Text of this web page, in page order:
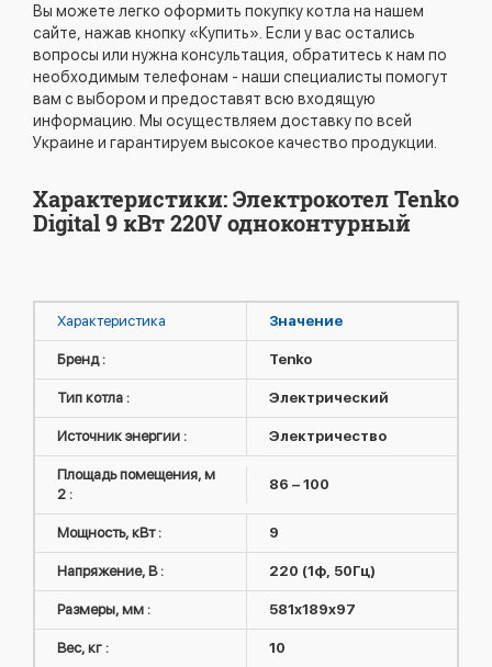
Вы можете легко оформить покупку котла на нашем
сайте, нажав кнопку «Купить». Если у вас остались
вопросы или нужна консультация, обратитесь к нам по
необходимым телефонам - наши специалисты помогут
вам с выбором и предоставят всю входящую
информацию. Мы осуществляем доставку по всей
Украине и гарантируем высокое качество продукции.
Характеристики: Электрокотел Tenko
Digital 9 кВт 220V одноконтурный
Характеристика Значение
Бренд : Tenko
Тип котла : Электрический
Источник энергии : Электричество
Площадь помещения, м
2 :
86 – 100
Мощность, кВт : 9
Напряжение, В : 220 (1ф, 50Гц)
Размеры, мм : 581x189x97
Вес, кг : 10